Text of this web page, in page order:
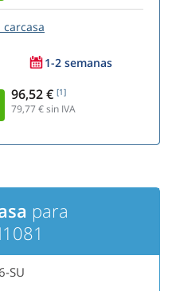
carcasa
1-2 semanas
96,52 € [1]
79,77 € sin IVA
para
SU